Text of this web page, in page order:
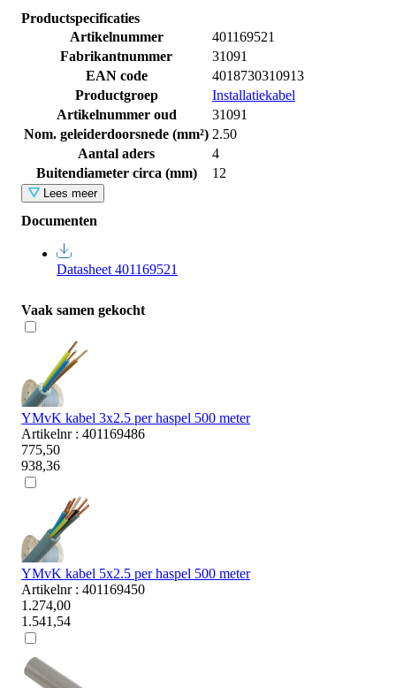
Productspecificaties
Artikelnummer
401169521
Fabrikantnummer
31091
EAN code
4018730310913
Productgroep
Installatiekabel
Artikelnummer oud
31091
Nom. geleiderdoorsnede (mm²) 2.50
Aantal aders
4
Buitendiameter circa (mm)
12
Lees meer
Documenten
Datasheet 401169521
Vaak samen gekocht
YMvK kabel 3x2.5 per haspel 500 meter
Artikelnr : 401169486
775,50
938,36
YMvK kabel 5x2.5 per haspel 500 meter
Artikelnr : 401169450
1.274,00
1.541,54